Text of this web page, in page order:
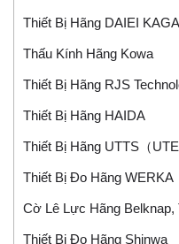
Thiết Bị Hãng DAIEI
Thấu Kính Hãng Kowa
Thiết Bị Hãng RJS
Thiết Bị Hãng HAIDA
Thiết Bị Hãng UTTS（
Thiết Bị Đo Hãng WERKA
Cờ Lê Lực Hãng
Thiết Bị Đo Hãng Shinwa